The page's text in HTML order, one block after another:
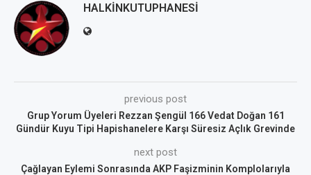
HALKINKUTUPHANESI
previous post
Grup Yorum Üyeleri Rezzan Şengül 166 Vedat Doğan 161
Gündür Kuyu Tipi Hapishanelere Karşı Süresiz Açlık Grevinde
next post
Çağlayan Eylemi Sonrasında AKP Faşizminin Komplolarıyla